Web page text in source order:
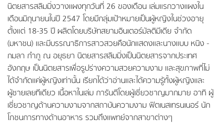
นิตยสารสลิมมิ่งวางแผงทุกวันที่ 26 ของเดือน เล่มแรกวางแผงใน
เดือนมิถุนายนในปี 2547 โดยมีกลุ่มเป้าหมายเป็นผู้หญิงในช่วงอายุ
ตั้งแต่ 18-35 ปี ผลิตโดยบริษัทสยามอินเตอร์มัลติมีเดีย จำกัด
(มหาชน) และมีบรรณาธิการสาวสวยคือนักแสดงและนางแบบ หนิง -
กมลา กำภู ณ อยุธยา นิตยสารสลิมมิ่งเป็นนิตยสารจากประเทศ
อังกฤษ เป็นนิตยสารเพื่อรูปร่างความสวยความงาม และสุขภาพที่ไม่
ได้จำกัดแค่ผู้หญิงเท่านั้น เรียกได้ว่าอ่านและได้ความรู้ทั้งผู้หญิงและ
ผู้ชายเลยทีเดียว เนื้อหาในเล่ม การันตีโดยผู้เชี่ยวชาญมากมาย อาทิ ผู้
เชี่ยวชาญด้านความงามจากสถาบันความงาม ฟิตเนสเทรนเนอร์ นัก
โภชนการทางด้านอาหาร รวมถึงแพทย์จากสาขาต่างๆ